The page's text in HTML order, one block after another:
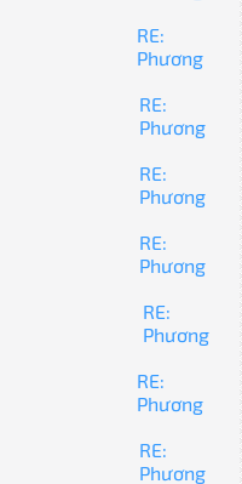
RE:
Phương
RE:
Phương
RE:
Phương
RE:
Phương
RE:
Phương
RE:
Phương
RE:
Phương